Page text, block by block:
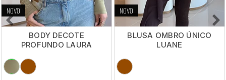
NOVO
BODY DECOTE
PROFUNDO LAURA
NOVO
BLUSA OMBRO ÚNICO
LUANE